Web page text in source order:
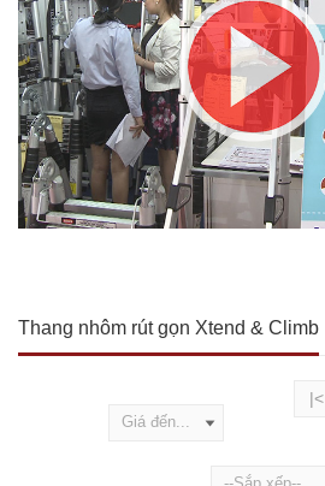
Thang nhôm rút gọn Xtend & Climb
|<